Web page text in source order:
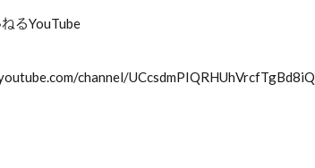
るYouTube
channel/UCcsdmPIQRHUhVrcfTgBd8iQ